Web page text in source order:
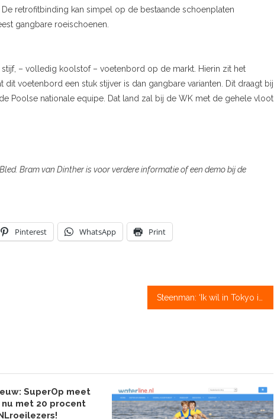
retrofitbinding kan simpel op de bestaande schoenplaten
gangbare roeischoenen.
stijf, – volledig koolstof – voetenbord op de markt. Hierin zit het
voetenbord een stuk stijver is dan gangbare varianten. Dit draagt bij
Poolse nationale equipe. Dat land zal bij de WK met de gehele vloot
Bram van Dinther is voor verdere informatie of een demo bij de
Pinterest WhatsApp Print
SuperOp meet
met 20 procent